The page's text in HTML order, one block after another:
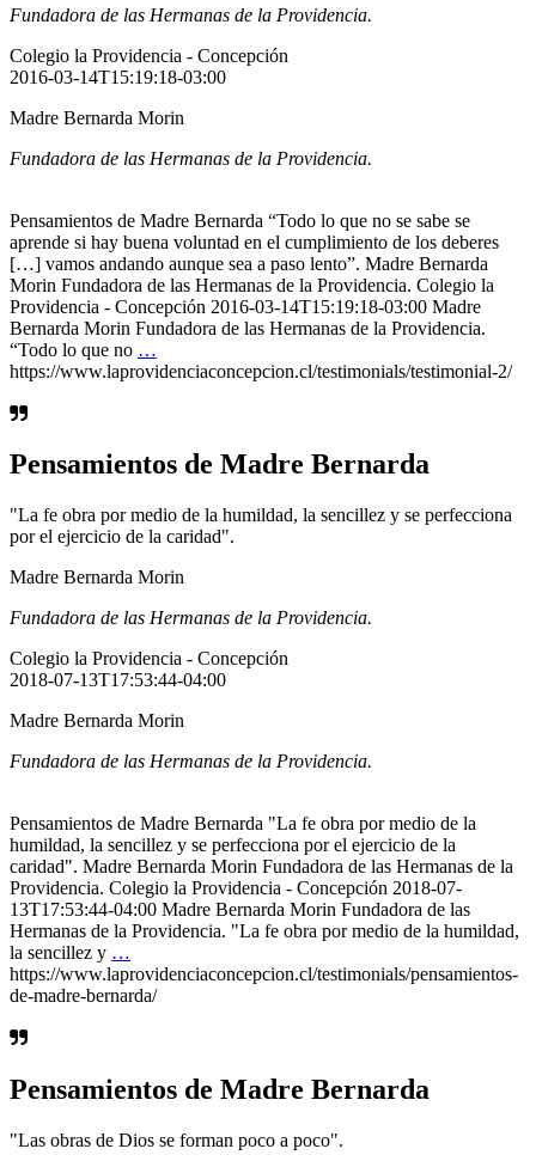
Fundadora de las Hermanas de la Providencia.
Colegio la Providencia - Concepción
2016-03-14T15:19:18-03:00
Madre Bernarda Morin
Fundadora de las Hermanas de la Providencia.
Pensamientos de Madre Bernarda “Todo lo que no se sabe se
aprende si hay buena voluntad en el cumplimiento de los deberes
[…] vamos andando aunque sea a paso lento”. Madre Bernarda
Morin Fundadora de las Hermanas de la Providencia. Colegio la
Providencia - Concepción 2016-03-14T15:19:18-03:00 Madre
Bernarda Morin Fundadora de las Hermanas de la Providencia.
“Todo lo que no …
https://www.laprovidenciaconcepcion.cl/testimonials/testimonial-2/
Pensamientos de Madre Bernarda
"La fe obra por medio de la humildad, la sencillez y se perfecciona
por el ejercicio de la caridad".
Madre Bernarda Morin
Fundadora de las Hermanas de la Providencia.
Colegio la Providencia - Concepción
2018-07-13T17:53:44-04:00
Madre Bernarda Morin
Fundadora de las Hermanas de la Providencia.
Pensamientos de Madre Bernarda "La fe obra por medio de la
humildad, la sencillez y se perfecciona por el ejercicio de la
caridad". Madre Bernarda Morin Fundadora de las Hermanas de la
Providencia. Colegio la Providencia - Concepción 2018-07-
13T17:53:44-04:00 Madre Bernarda Morin Fundadora de las
Hermanas de la Providencia. "La fe obra por medio de la humildad,
la sencillez y …
https://www.laprovidenciaconcepcion.cl/testimonials/pensamientos-
de-madre-bernarda/
Pensamientos de Madre Bernarda
"Las obras de Dios se forman poco a poco".